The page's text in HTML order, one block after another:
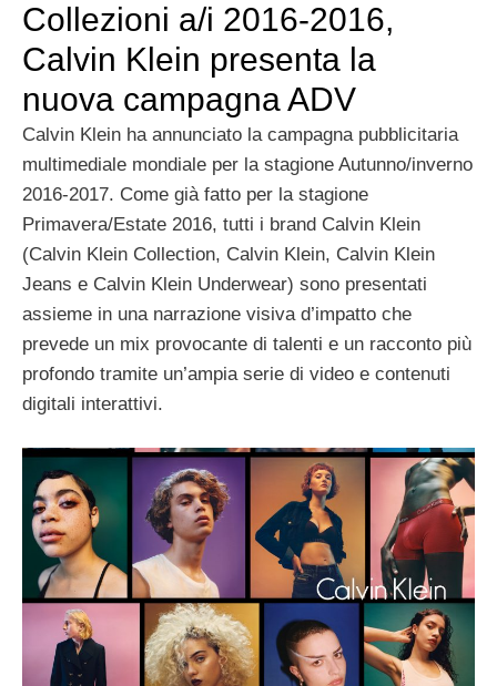
Collezioni a/i 2016-2016,
Calvin Klein presenta la
nuova campagna ADV
Calvin Klein ha annunciato la campagna pubblicitaria
multimediale mondiale per la stagione Autunno/inverno
2016-2017. Come già fatto per la stagione
Primavera/Estate 2016, tutti i brand Calvin Klein
(Calvin Klein Collection, Calvin Klein, Calvin Klein
Jeans e Calvin Klein Underwear) sono presentati
assieme in una narrazione visiva d’impatto che
prevede un mix provocante di talenti e un racconto più
profondo tramite un’ampia serie di video e contenuti
digitali interattivi.